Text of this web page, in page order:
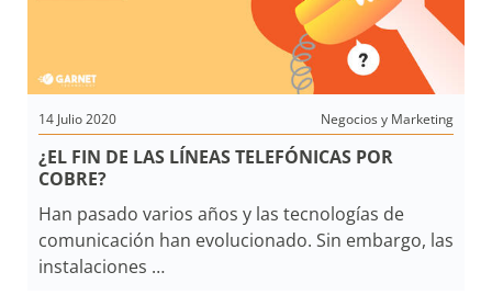
14 Julio 2020 Negocios y Marketing
¿EL FIN DE LAS LÍNEAS TELEFÓNICAS POR
COBRE?
Han pasado varios años y las tecnologías de
comunicación han evolucionado. Sin embargo, las
instalaciones